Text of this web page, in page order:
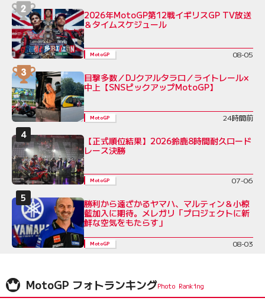
2026年MotoGP第12戦イギリスGP TV放送
＆タイムスケジュール
MotoGP 08-05
目撃多数／DJクアルタラロ／ライトレール×
中上【SNSピックアップMotoGP】
MotoGP 24時間前
【正式順位結果】2026鈴鹿8時間耐久ロード
レース決勝
MotoGP 07-06
勝利から遠ざかるヤマハ、マルティン＆小椋
藍加入に期待。メレガリ「プロジェクトに新
鮮な空気をもたらす」
MotoGP 08-03
MotoGP フォトランキング